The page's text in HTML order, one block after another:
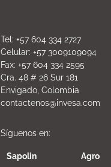
Tel: +57 604 334 2727
Celular: +57 3009109094
Fax: +57 604 334 2595
Cra. 48 # 26 Sur 181
Envigado, Colombia
contactenos@invesa.com
Síguenos en:
Sapolin Agro